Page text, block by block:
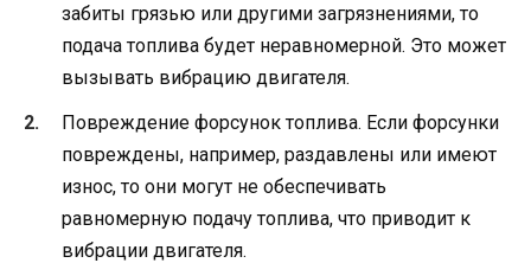
забиты грязью или другими загрязнениями, то
подача топлива будет неравномерной. Это может
вызывать вибрацию двигателя.
Повреждение форсунок топлива. Если форсунки
повреждены, например, раздавлены или имеют
износ, то они могут не обеспечивать
равномерную подачу топлива, что приводит к
вибрации двигателя.